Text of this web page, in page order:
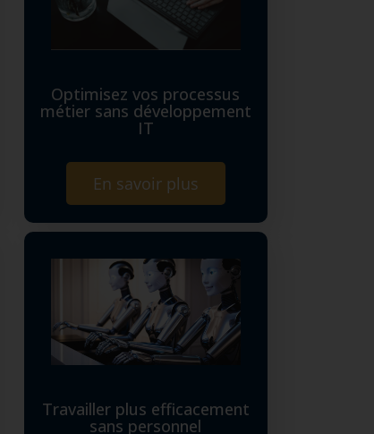
Optimisez vos processus
métier sans développement
IT
En savoir plus
Travailler plus efficacement
sans personnel